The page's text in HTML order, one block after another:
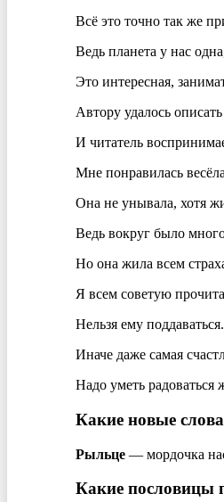
Всё это точно так же
Ведь планета у нас
Это интересная,
Автору удалось
И читатель
Мне понравилась
Она не унывала, хотя
Ведь вокруг было
Но она жила всем
Я всем советую
Нельзя ему поддаваться.
Иначе даже самая
Надо уметь радоваться
Какие новые
Рыльце— мордочка
Какие пословицы